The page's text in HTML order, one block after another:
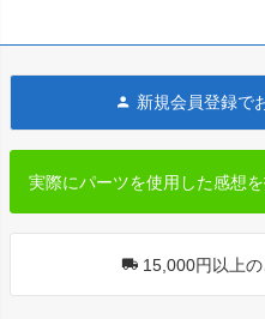
新規会員登録で
実際にパーツを使用した感想
15,000円以上